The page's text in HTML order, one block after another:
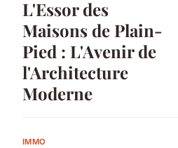
L'Essor des
Maisons de Plain-
Pied : L'Avenir de
l'Architecture
Moderne
IMMO